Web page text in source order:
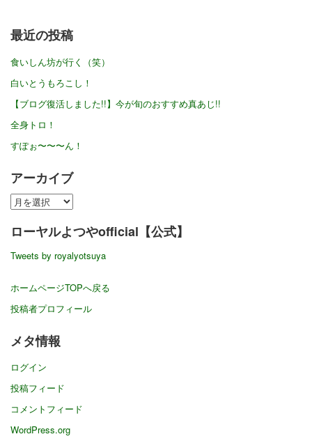
最近の投稿
食いしん坊が行く（笑）
白いとうもろこし！
【ブログ復活しました!!】今が旬のおすすめ真あじ!!
全身トロ！
すぽぉ〜〜〜ん！
アーカイブ
ア
カ
ブ
ローヤルよつやofficial【公式】
Tweets by royalyotsuya
ホームページTOPへ戻る
投稿者プロフィール
メタ情報
ログイン
投稿フィード
コメントフィード
WordPress.org